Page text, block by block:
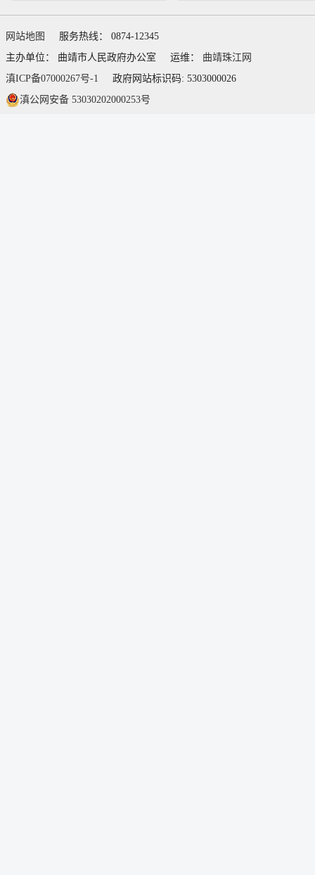
网站地图
服务热线： 0874-12345
主办单位： 曲靖市人民政府办公室
运维： 曲靖珠江网
滇ICP备07000267号-1
政府网站标识码: 5303000026
滇公网安备 53030202000253号